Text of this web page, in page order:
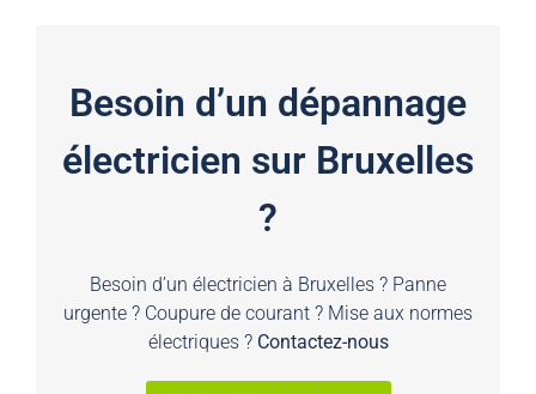
Besoin d’un dépannage
électricien sur Bruxelles
?
Besoin d’un électricien à Bruxelles ? Panne
urgente ? Coupure de courant ? Mise aux normes
électriques ? Contactez-nous